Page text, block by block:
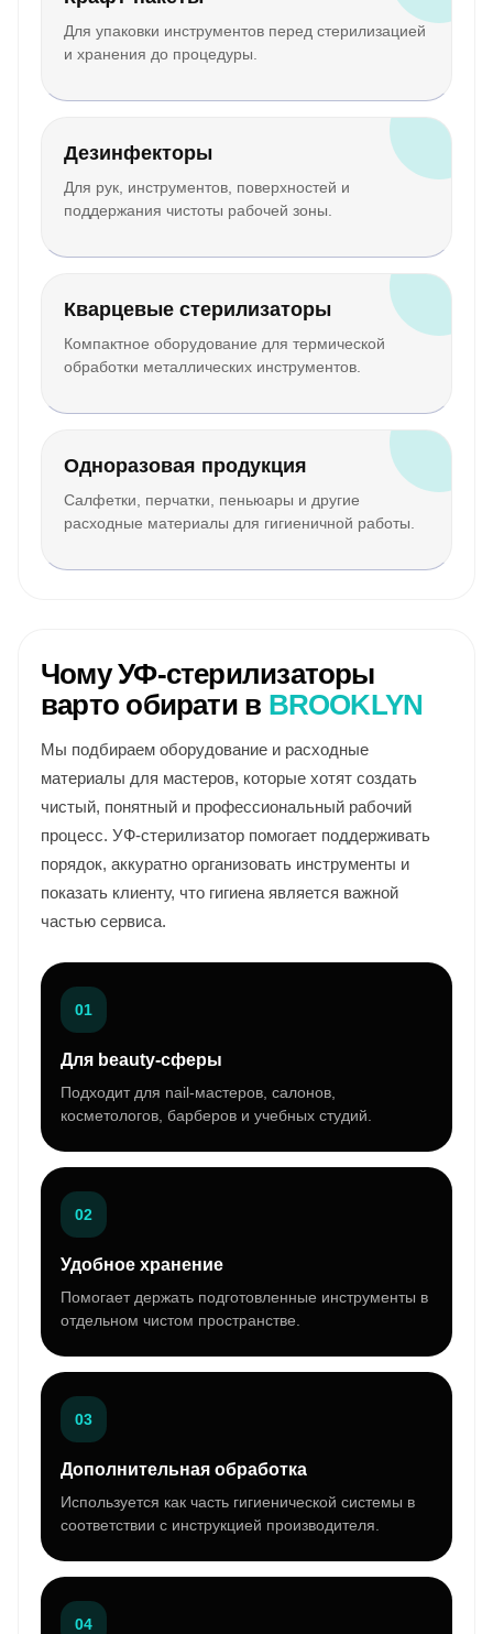
Для упаковки инструментов перед стерилизацией
и хранения до процедуры.
Дезинфекторы
Для рук, инструментов, поверхностей и
поддержания чистоты рабочей зоны.
Кварцевые стерилизаторы
Компактное оборудование для термической
обработки металлических инструментов.
Одноразовая продукция
Салфетки, перчатки, пеньюары и другие
расходные материалы для гигиеничной работы.
Чому УФ-стерилизаторы
варто обирати в BROOKLYN
Мы подбираем оборудование и расходные
материалы для мастеров, которые хотят создать
чистый, понятный и профессиональный рабочий
процесс. УФ-стерилизатор помогает поддерживать
порядок, аккуратно организовать инструменты и
показать клиенту, что гигиена является важной
частью сервиса.
01
Для beauty-сферы
Подходит для nail-мастеров, салонов,
косметологов, барберов и учебных студий.
02
Удобное хранение
Помогает держать подготовленные инструменты в
отдельном чистом пространстве.
03
Дополнительная обработка
Используется как часть гигиенической системы в
соответствии с инструкцией производителя.
04